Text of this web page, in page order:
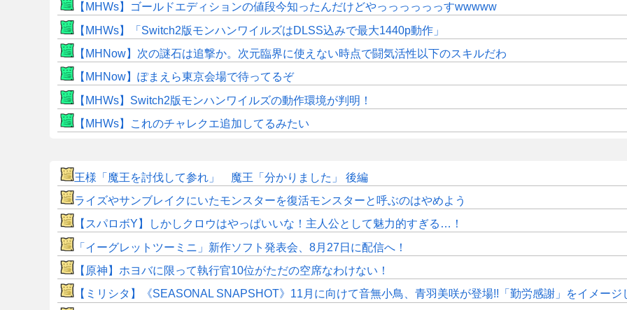
【MHWs】ゴールドエディションの値段今知ったんだけどやっっっっっっすwwwww
【MHWs】「Switch2版モンハンワイルズはDLSS込みで最大1440p動作」
【MHNow】次の謎石は追撃か。次元臨界に使えない時点で闘気活性以下のスキルだわ
【MHNow】ぽまえら東京会場で待ってるぞ
【MHWs】Switch2版モンハンワイルズの動作環境が判明！
【MHWs】これのチャレクエ追加してるみたい
王様「魔王を討伐して参れ」 魔王「分かりました」 後編
ライズやサンブレイクにいたモンスターを復活モンスターと呼ぶのはやめよう
【スパロボY】しかしクロウはやっぱいいな！主人公として魅力的すぎる…！
「イーグレットツーミニ」新作ソフト発表会、8月27日に配信へ！
【原神】ホヨバに限って執行官10位がただの空席なわけない！
【ミリシタ】《SEASONAL SNAPSHOT》11月に向けて音無小鳥、青羽美咲が登場!!「勤労感謝」をイメージ